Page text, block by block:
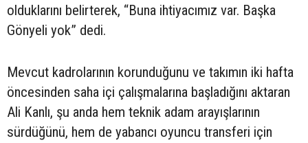
olduklarını belirterek, “Buna ihtiyacımız var. Başka
Gönyeli yok” dedi.
Mevcut kadrolarının korunduğunu ve takımın iki hafta
öncesinden saha içi çalışmalarına başladığını aktaran
Ali Kanlı, şu anda hem teknik adam arayışlarının
sürdüğünü, hem de yabancı oyuncu transferi için